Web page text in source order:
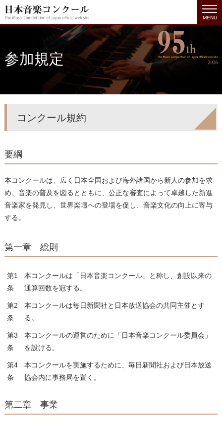
MENU
参加規定
コンクール規約
要綱
本コンクールは、広く日本全国および海外諸国から新人の参加を求
め、音楽の普及を図るとともに、公正な審査によって卓越した新進
音楽家を発見し、世界楽壇への登場を促し、音楽文化の向上に寄与
する。
第一章 総則
第1
条
本コンクールは「日本音楽コンクール」と称し、創設以来の
通算回数を冠する。
第2
条
本コンクールは毎日新聞社と日本放送協会の共同主催とす
る。
第3
条
本コンクールの運営のために「日本音楽コンクール委員会」
を設ける。
第4
条
本コンクールを実施するために、毎日新聞社および日本放送
協会内に事務局を置く。
第二章 事業